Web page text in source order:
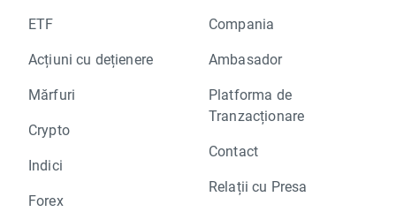
ETF
Acțiuni cu dețienere
Mărfuri
Crypto
Indici
Forex
Compania
Ambasador
Platforma de
Tranzacționare
Contact
Relații cu Presa